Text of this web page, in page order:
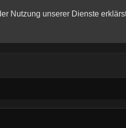
Nutzung unserer Dienste